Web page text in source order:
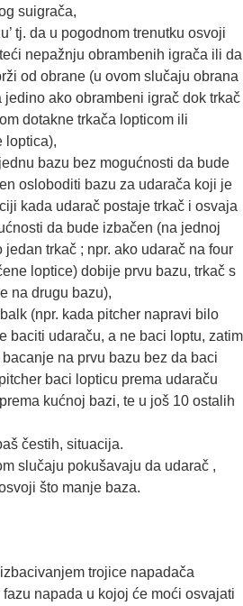
suigrača,
tj. da u pogodnom trenutku osvoji
nepažnju obrambenih igrača ili da
od obrane (u ovom slučaju obrana
jedino ako obrambeni igrač dok trkač
dotakne trkača lopticom ili
loptica),
bazu bez mogućnosti da bude
osloboditi bazu za udarača koji je
kada udarač postaje trkač i osvaja
da bude izbačen (na jednoj
jedan trkač ; npr. ako udarač na four
loptice) dobije prvu bazu, trkač s
na drugu bazu),
(npr. kada pitcher napravi bilo
baciti udaraču, a ne baci loptu, zatim
bacanje na prvu bazu bez da baci
baci lopticu prema udaraču
kućnoj bazi, te u još 10 ostalih
čestih, situacija.
slučaju pokušavaju da udarač ,
što manje baza.
trojice napadača
napada u kojoj će moći osvajati